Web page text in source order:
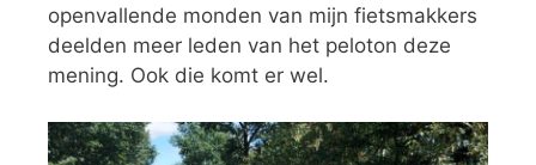
openvallende monden van mijn fietsmakkers
deelden meer leden van het peloton deze
mening. Ook die komt er wel.